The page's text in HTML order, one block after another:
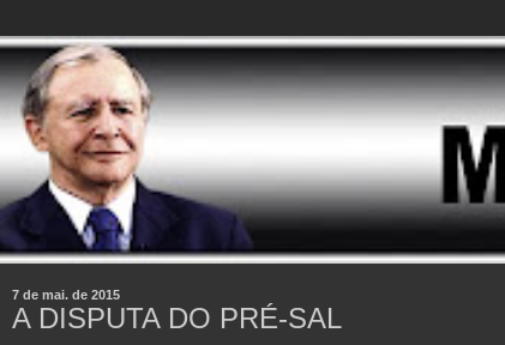
7 de mai. de 2015
A DISPUTA DO PRÉ-SAL